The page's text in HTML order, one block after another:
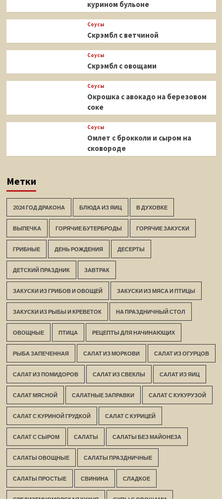
курином бульоне
Соусы
Скрэмбл с ветчиной
Соусы
Скрэмбл с овощами
Соусы
Окрошка с авокадо на березовом
соке
Соусы
Омлет с брокколи и сыром на
сковороде
Метки
2024 ГОД ДРАКОНА БЛЮДА ИЗ ЯИЦ В ДУХОВКЕ
ВЫПЕЧКА ГОРЯЧИЕ БУТЕРБРОДЫ ГОРЯЧИЕ ЗАКУСКИ
ГРИБНЫЕ ДЕНЬ РОЖДЕНИЯ ДЕСЕРТЫ
ДЕТСКИЙ ПРАЗДНИК ЗАВТРАК
ЗАКУСКИ ИЗ ГРИБОВ И ОВОЩЕЙ ЗАКУСКИ ИЗ МЯСА И ПТИЦЫ
ЗАКУСКИ ИЗ РЫБЫ И КРЕВЕТОК НА ПРАЗДНИЧНЫЙ СТОЛ
ОВОЩНЫЕ ПТИЦА РЕЦЕПТЫ ДЛЯ НАЧИНАЮЩИХ
РЫБА ЗАПЕЧЕННАЯ САЛАТ ИЗ МОРКОВИ САЛАТ ИЗ ОГУРЦОВ
САЛАТ ИЗ ПОМИДОРОВ САЛАТ ИЗ СВЕКЛЫ САЛАТ ИЗ ЯИЦ
САЛАТ МЯСНОЙ САЛАТНЫЕ ЗАПРАВКИ САЛАТ С КУКУРУЗОЙ
САЛАТ С КУРИНОЙ ГРУДКОЙ САЛАТ С КУРИЦЕЙ
САЛАТ С СЫРОМ САЛАТЫ САЛАТЫ БЕЗ МАЙОНЕЗА
САЛАТЫ ОВОЩНЫЕ САЛАТЫ ПРАЗДНИЧНЫЕ
САЛАТЫ ПРОСТЫЕ СВИНИНА СЛАДКОЕ